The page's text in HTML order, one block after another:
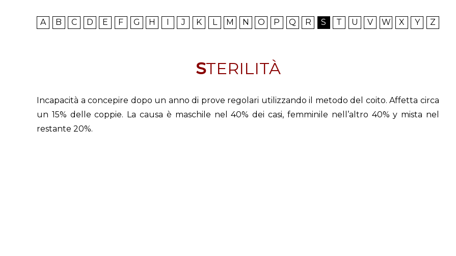
A B C D E F G H I J K L M N O P Q R S T U V W X Y Z
STERILITÀ
Incapacità a concepire dopo un anno di prove regolari utilizzando il metodo del coito. Affetta circa
un 15% delle coppie. La causa è maschile nel 40% dei casi, femminile nell’altro 40% y mista nel
restante 20%.